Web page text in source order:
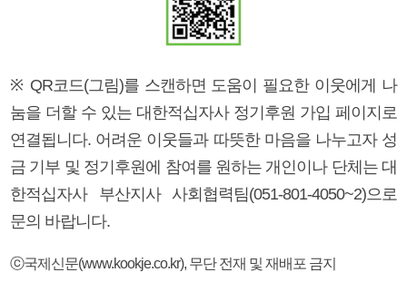
※ QR코드(그림)를 스캔하면 도움이 필요한 이웃에게 나
눔을 더할 수 있는 대한적십자사 정기후원 가입 페이지로
연결됩니다. 어려운 이웃들과 따뜻한 마음을 나누고자 성
금 기부 및 정기후원에 참여를 원하는 개인이나 단체는 대
한적십자사 부산지사 사회협력팀(051-801-4050~2)으로
문의 바랍니다.
ⓒ국제신문(www.kookje.co.kr), 무단 전재 및 재배포 금지